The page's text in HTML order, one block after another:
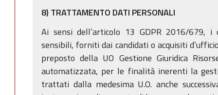
8) TRATTAMENTO DATI PERSONALI
Ai sensi dell’articolo 13 GDPR 2016/679,
sensibili, forniti dai candidati o acquisiti
preposto della UO Gestione Giuridica
automatizzata, per le finalità inerenti la
trattati dalla medesima U.O. anche